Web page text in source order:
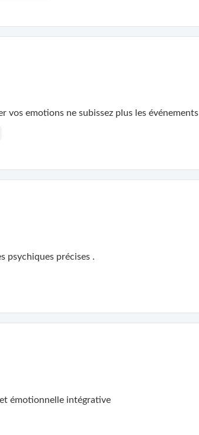
vos emotions ne subissez plus les événements
psychiques précises .
émotionnelle intégrative